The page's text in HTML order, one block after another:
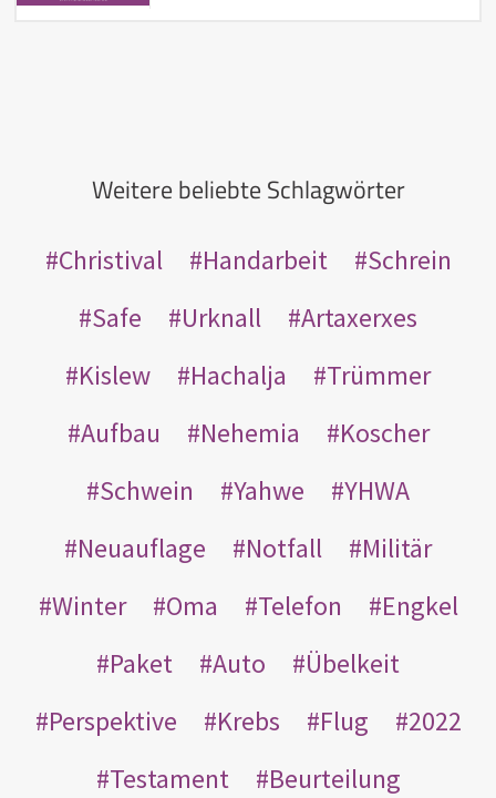
Weitere beliebte Schlagwörter
Christival Handarbeit
Schrein
Safe
Urknall
Artaxerxes
Kislew
Hachalja
Trümmer
Aufbau
Nehemia
Koscher
Schwein
Yahwe
YHWA
Neuauflage
Notfall
Militär
Winter
Oma Telefon
Engkel
Paket
Auto
Übelkeit
Perspektive
Krebs Flug
2022
Testament
Beurteilung